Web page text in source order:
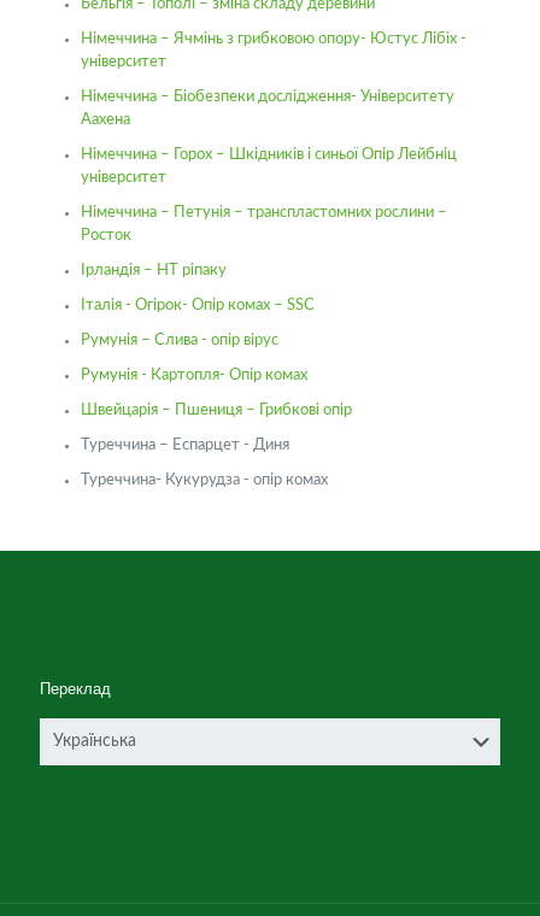
Бельгія – Тополі – зміна складу деревини
Німеччина – Ячмінь з грибковою опору- Юстус Лібіх -
університет
Німеччина – Біобезпеки дослідження- Університету
Аахена
Німеччина – Горох – Шкідників і синьої Опір Лейбніц
університет
Німеччина – Петунія – транспластомних рослини –
Росток
Ірландія – HT ріпаку
Італія - ​​Огірок- Опір комах – SSC
Румунія – Слива - опір вірус
Румунія - Картопля- Опір комах
Швейцарія – Пшениця – Грибкові опір
Туреччина – Еспарцет - Диня
Туреччина- Кукурудза - опір комах
Переклад